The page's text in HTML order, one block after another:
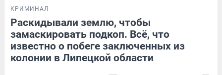
КРИМИНАЛ
Раскидывали землю, чтобы
замаскировать подкоп. Всё, что
известно о побеге заключенных из
колонии в Липецкой области